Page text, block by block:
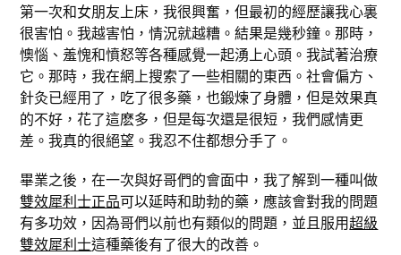
第一次和女朋友上床，我很興奮，但最初的經歷讓我心裏
很害怕。我越害怕，情況就越糟。結果是幾秒鐘。那時，
懊惱、羞愧和憤怒等各種感覺一起湧上心頭。我試著治療
它。那時，我在網上搜索了一些相關的東西。社會偏方、
針灸已經用了，吃了很多藥，也鍛煉了身體，但是效果真
的不好，花了這麽多，但是每次還是很短，我們感情更
差。我真的很絕望。我忍不住都想分手了。
畢業之後，在一次與好哥們的會面中，我了解到一種叫做
雙效犀利士正品可以延時和助勃的藥，應該會對我的問題
有多功效，因為哥們以前也有類似的問題，並且服用超級
雙效犀利士這種藥後有了很大的改善。